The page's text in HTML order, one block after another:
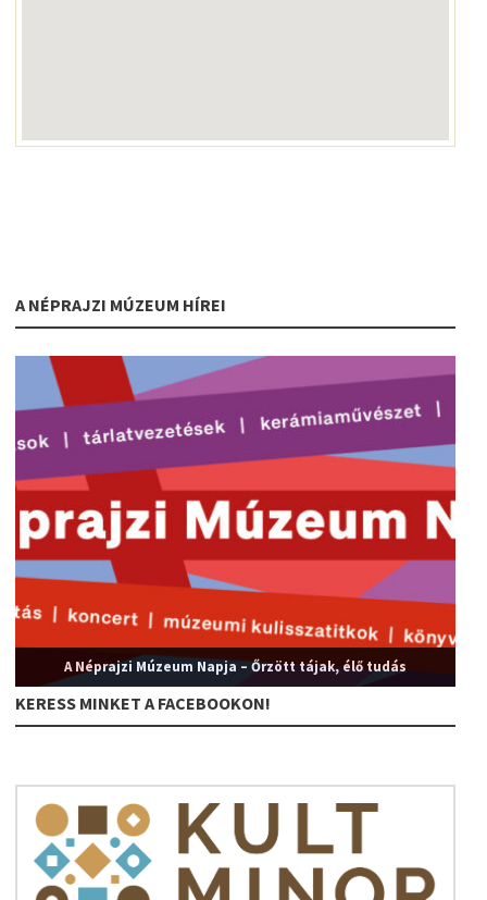
A NÉPRAJZI MÚZEUM HÍREI
A Néprajzi Múzeum Napja – Őrzött tájak, élő tudás
KERESS MINKET A FACEBOOKON!